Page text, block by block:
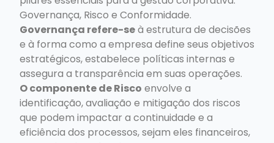
Governança, Risco e Conformidade.
Governança refere-seà estrutura de decisões
e à forma como a empresa define seus objetivos
estratégicos, estabelece políticas internas e
assegura a transparência em suas operações.
O componente de Risco envolve a
identificação, avaliação e mitigação dos riscos
que podem impactar a continuidade e a
eficiência dos processos, sejam eles financeiros,